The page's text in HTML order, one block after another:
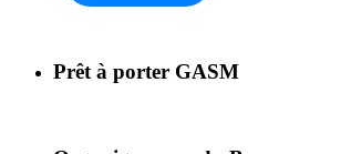
Prêt à porter GASM